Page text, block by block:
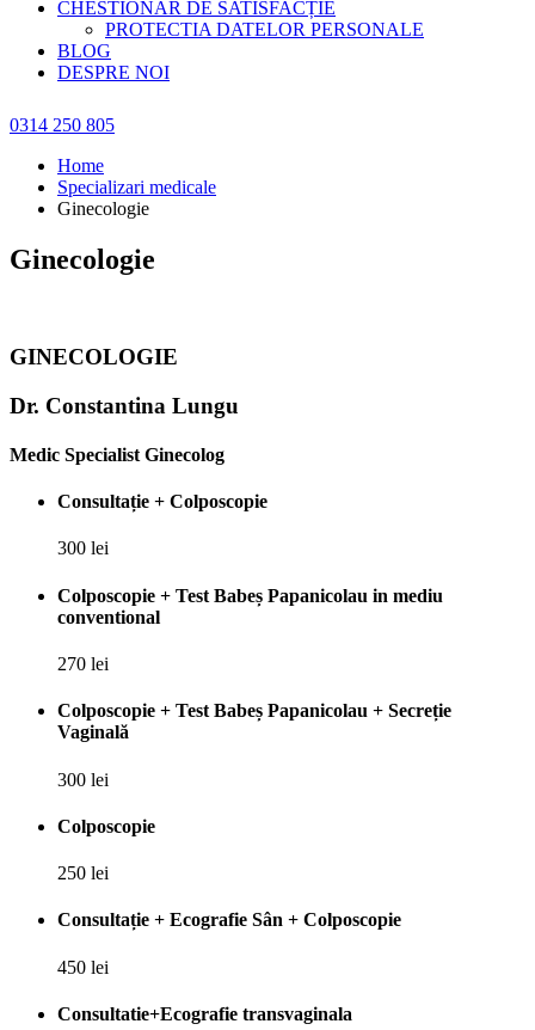
CHESTIONAR DE SATISFACȚIE
PROTECTIA DATELOR PERSONALE
BLOG
DESPRE NOI
0314 250 805
Home
Specializari medicale
Ginecologie
Ginecologie
GINECOLOGIE
Dr. Constantina Lungu
Medic Specialist Ginecolog
Consultație + Colposcopie
300 lei
Colposcopie + Test Babeș Papanicolau in mediu
conventional
270 lei
Colposcopie + Test Babeș Papanicolau + Secreție
Vaginală
300 lei
Colposcopie
250 lei
Consultație + Ecografie Sân + Colposcopie
450 lei
Consultatie+Ecografie transvaginala